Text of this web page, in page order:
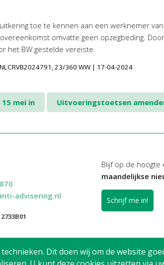
Dit doen wij om de website
toe te kennen aan een werknemer
omvatte geen opzegbeding.
het BW gestelde vereiste.
23/360 WW | 17-04-2024
mei in Uitvoeringstoetsen
advisering.nl
Blijf op de hoogte
maandelijkse
Schrijf me in!